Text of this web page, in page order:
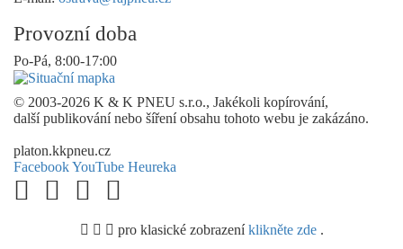
Provozní doba
Po-Pá, 8:00-17:00
© 2003-2026 K & K PNEU s.r.o., Jakékoli kopírování,
další publikování nebo šíření obsahu tohoto webu je zakázáno.
platon.kkpneu.cz
FacebookYouTube Heureka
pro klasické zobrazeníklikněte zde.